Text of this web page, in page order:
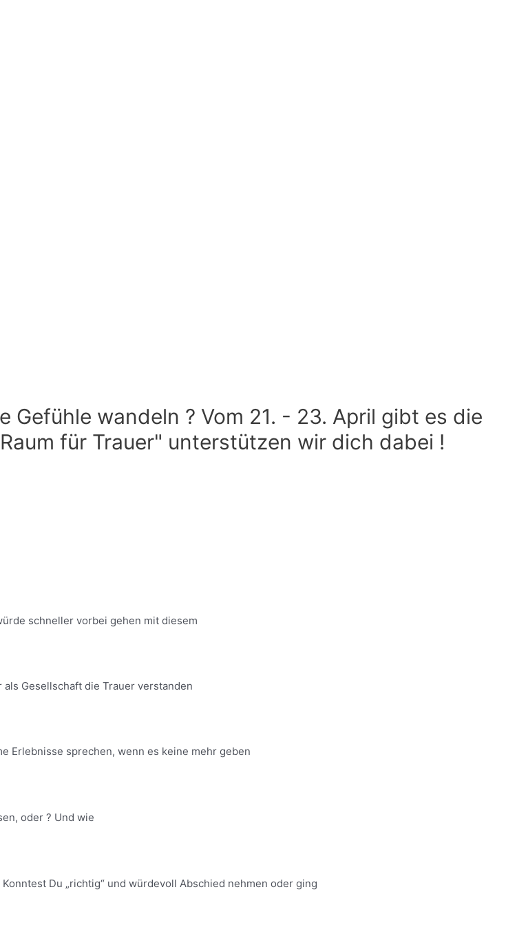
wandeln ? Vom 21. - 23. April gibt es die
für Trauer" unterstützen wir dich dabei !
schneller vorbei gehen mit diesem
Gesellschaft die Trauer verstanden
Erlebnisse sprechen, wenn es keine mehr geben
oder ? Und wie
Du „richtig“ und würdevoll Abschied nehmen oder ging